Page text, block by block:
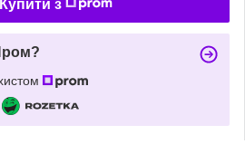
Купити з